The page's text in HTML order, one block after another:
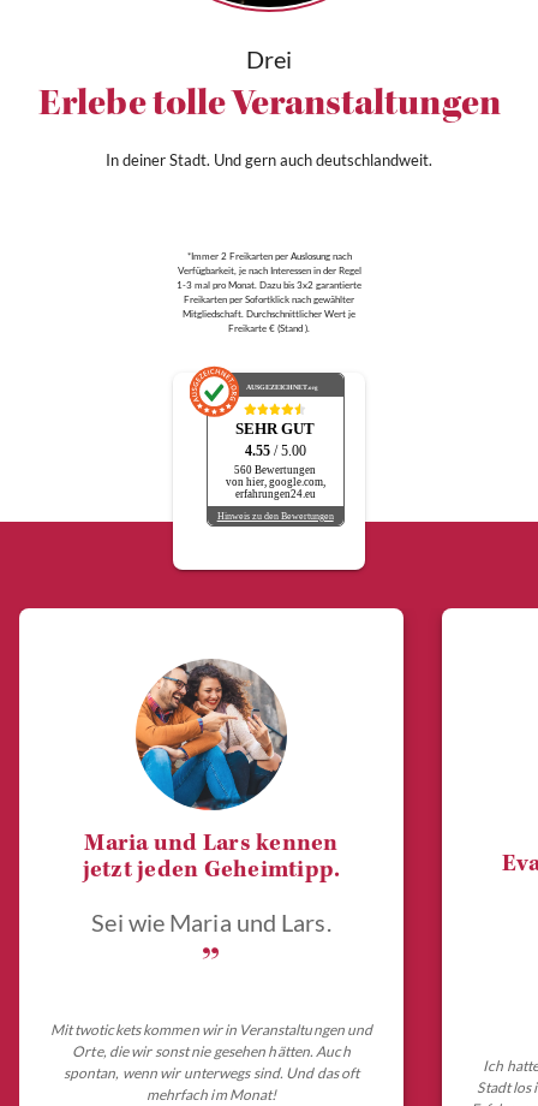
Drei
Erlebe tolle Veranstaltungen
In deiner Stadt. Und gern auch deutschlandweit.
*Immer 2 Freikarten per Auslosung nach
Verfügbarkeit, je nach Interessen in der Regel
1-3 mal pro Monat. Dazu bis 3x2 garantierte
Freikarten per Sofortklick nach gewählter
Mitgliedschaft. Durchschnittlicher Wert je
Freikarte € (Stand ).
AUSGEZEICHNET.org
SEHR GUT
4.55 / 5.00
560 Bewertungen
von hier, google.com,
erfahrungen24.eu
Hinweis zu den Bewertungen
Maria und Lars kennen
jetzt jeden Geheimtipp.
Sei wie Maria und Lars.
„
Mit twotickets kommen wir in Veranstaltungen und
Orte, die wir sonst nie gesehen hätten. Auch
spontan, wenn wir unterwegs sind. Und das oft
mehrfach im Monat!
Ich
Stadt los